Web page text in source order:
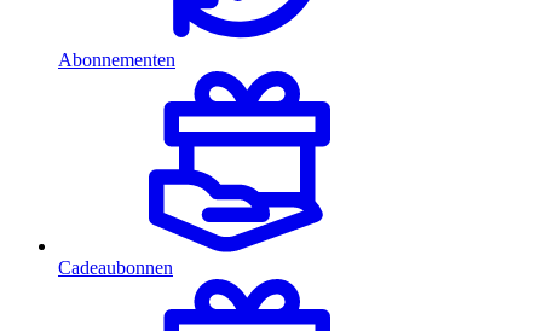
Abonnementen
Cadeaubonnen